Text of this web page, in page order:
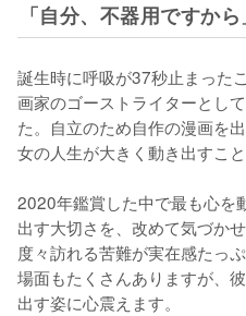
「自分、不器用ですか
誕生時に呼吸が37秒止まった
画家のゴーストライターとし
た。自立のため自作の漫画を
女の人生が大きく動き出すこと
2020年鑑賞した中で最も心を
出す大切さを、改めて気づか
度々訪れる苦難が実在感たっ
場面もたくさんありますが、
出す姿に心震えます。